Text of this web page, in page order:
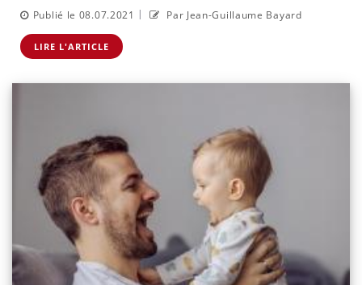
Publié le 08.07.2021 | Par Jean-Guillaume Bayard
LIRE L'ARTICLE